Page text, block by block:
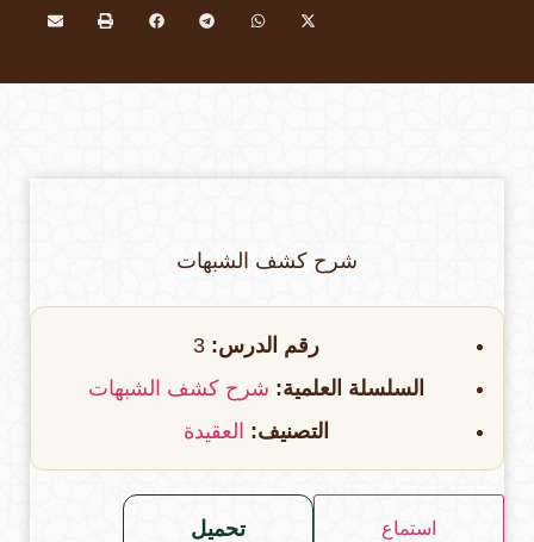
شرح كشف الشبهات
رقم الدرس: 3
السلسلة العلمية: شرح كشف الشبهات
التصنيف: العقيدة
استماع تحميل